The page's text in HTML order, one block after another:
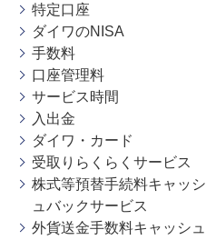
特定口座
ダイワのNISA
手数料
口座管理料
サービス時間
入出金
ダイワ・カード
受取りらくらくサービス
株式等預替手続料キャッシ
ュバックサービス
外貨送金手数料キャッシュ